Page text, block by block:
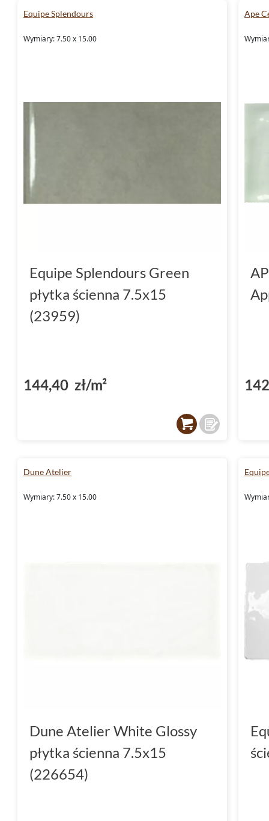
Equipe Splendours
Wymiary: 7.50 x 15.00
Equipe Splendours Green
płytka ścienna 7.5x15
(23959)
144,40 zł/m²
Ape
Dune Atelier
Wymiary: 7.50 x 15.00
Dune Atelier White Glossy
płytka ścienna 7.5x15
(226654)